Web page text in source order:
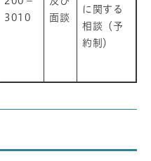
3010
面談
に関する
相談（予
約制）